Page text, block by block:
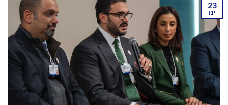
23
ינו